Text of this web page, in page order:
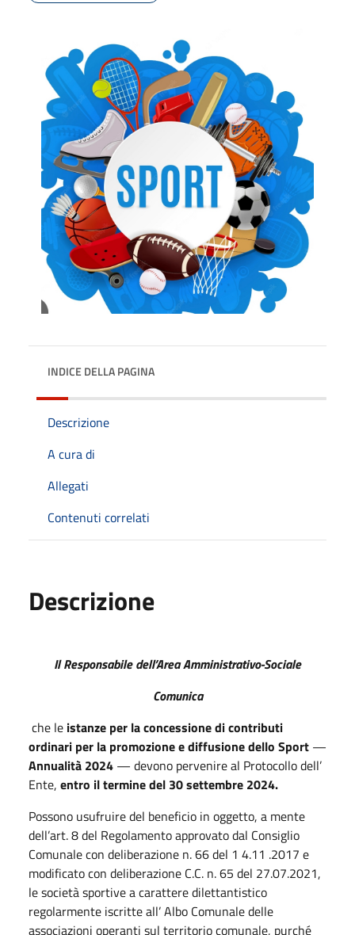
INDICE DELLA PAGINA
Descrizione
A cura di
Allegati
Contenuti correlati
Descrizione
Il Responsabile dell’Area Amministrativo-Sociale
Comunica
che le istanze per la concessione di contributi
ordinari per la promozione e diffusione dello Sport —
Annualità 2024 — devono pervenire al Protocollo dell’
Ente, entro il termine del 30 settembre 2024.
Possono usufruire del beneficio in oggetto, a mente
dell’art. 8 del Regolamento approvato dal Consiglio
Comunale con deliberazione n. 66 del 1 4.11 .2017 e
modificato con deliberazione C.C. n. 65 del 27.07.2021,
le società sportive a carattere dilettantistico
regolarmente iscritte all’ Albo Comunale delle
associazioni operanti sul territorio comunale, purché